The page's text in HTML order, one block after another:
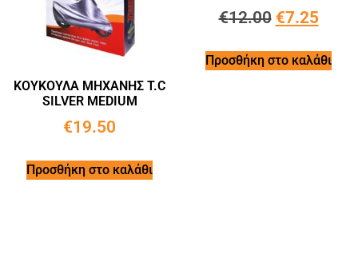
ΚΟΥΚΟΥΛΑ ΜΗΧΑΝΗΣ T.C
SILVER MEDIUM
€19.50
Προσθήκη στο καλάθι
€12.00 €7.25
Προσθήκη στο καλάθι